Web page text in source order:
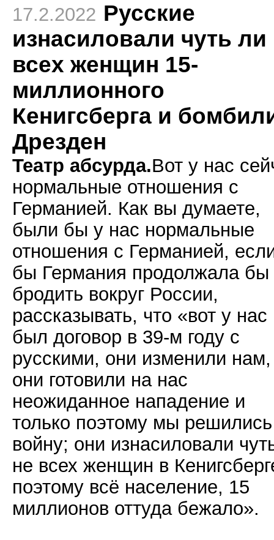
17.2.2022 Русские
изнасиловали чуть ли
всех женщин 15-
миллионного
Кенигсберга и
Дрезден
Театр абсурда.Вот у нас
нормальные отношения с
Германией. Как вы думаете,
были бы у нас нормальные
отношения с Германией,
бы Германия продолжала бы
бродить вокруг России,
рассказывать, что «вот у нас
был договор в 39-м году с
русскими, они изменили нам,
они готовили на нас
неожиданное нападение и
только поэтому мы
войну; они изнасиловали
не всех женщин в
поэтому всё население, 15
миллионов оттуда бежало».